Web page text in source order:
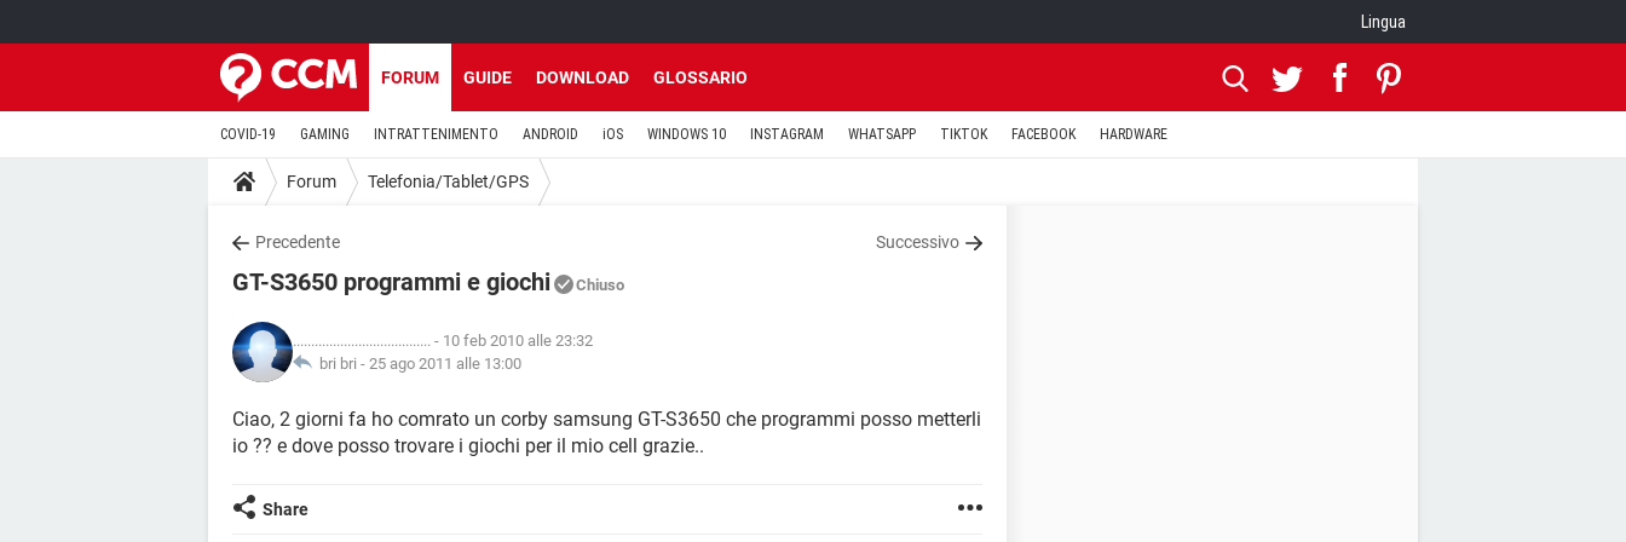
Lingua
FORUM GUIDE DOWNLOAD GLOSSARIO
COVID-19 GAMING INTRATTENIMENTO ANDROID iOS WINDOWS 10 INSTAGRAM WHATSAPP TIKTOK FACEBOOK HARDWARE
Forum Telefonia/Tablet/GPS
Precedente Successivo
GT-S3650 programmi e giochi Chiuso
...................................... - 10 feb 2010 alle 23:32
bri bri - 25 ago 2011 alle 13:00
Ciao, 2 giorni fa ho comrato un corby samsung GT-S3650 che programmi posso metterli
io ?? e dove posso trovare i giochi per il mio cell grazie..
Share